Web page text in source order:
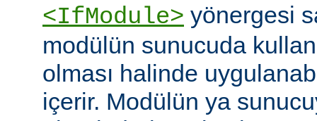
<IfModule> yönergesi
modülün sunucuda
olması halinde
içerir. Modülün ya